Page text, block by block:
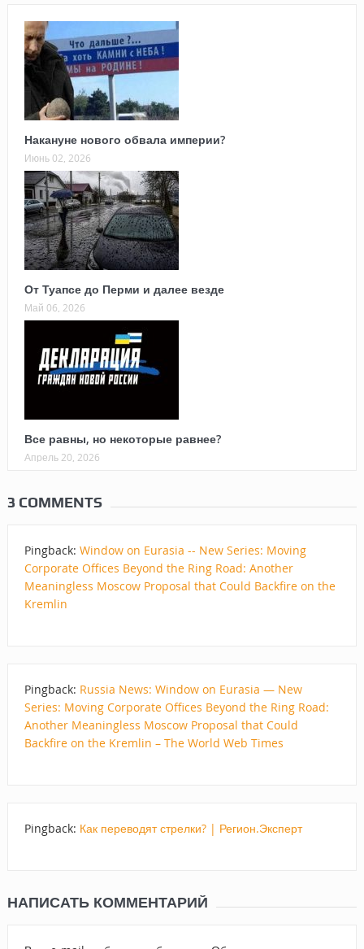
Накануне нового обвала империи?
Июнь 02, 2026
От Туапсе до Перми и далее везде
Май 06, 2026
Все равны, но некоторые равнее?
Апрель 20, 2026
3 COMMENTS
Pingback: Window on Eurasia -- New Series: Moving
Corporate Offices Beyond the Ring Road: Another
Meaningless Moscow Proposal that Could Backfire on the
Kremlin
Pingback: Russia News: Window on Eurasia — New
Series: Moving Corporate Offices Beyond the Ring Road:
Another Meaningless Moscow Proposal that Could
Backfire on the Kremlin – The World Web Times
Pingback: Как переводят стрелки? | Регион.Эксперт
НАПИСАТЬ КОММЕНТАРИЙ